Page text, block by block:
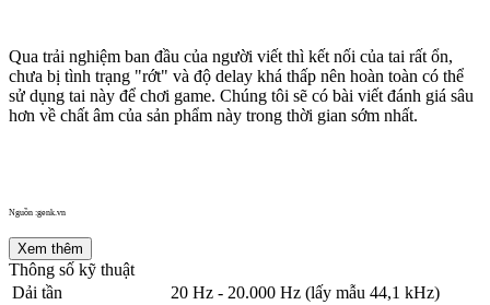
Qua trải nghiệm ban đầu của người viết thì kết nối của tai rất ổn,
chưa bị tình trạng "rớt" và độ delay khá thấp nên hoàn toàn có thể
sử dụng tai này để chơi game. Chúng tôi sẽ có bài viết đánh giá sâu
hơn về chất âm của sản phẩm này trong thời gian sớm nhất.
Nguồn :genk.vn
Xem thêm
Thông số kỹ thuật
Dải tần
20 Hz - 20.000 Hz (lấy mẫu 44,1 kHz)